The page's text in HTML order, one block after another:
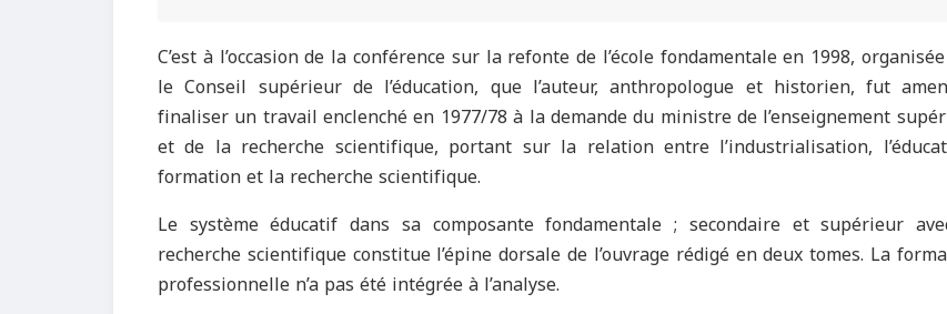
C’est à l’occasion de la conférence sur la refonte de l’école fondamentale en 1998,
le Conseil supérieur de l’éducation, que l’auteur, anthropologue et historien, fut
finaliser un travail enclenché en 1977/78 à la demande du ministre de l’enseignement
et de la recherche scientifique, portant sur la relation entre l’industrialisation,
formation et la recherche scientifique.
Le système éducatif dans sa composante fondamentale ; secondaire et supérieur
recherche scientifique constitue l’épine dorsale de l’ouvrage rédigé en deux tomes. La
professionnelle n’a pas été intégrée à l’analyse.